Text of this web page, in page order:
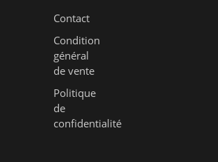
Contact
Condition
général
de vente
Politique
de
confidentialité